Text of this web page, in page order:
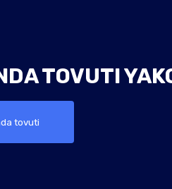
TOVUTI
tovuti